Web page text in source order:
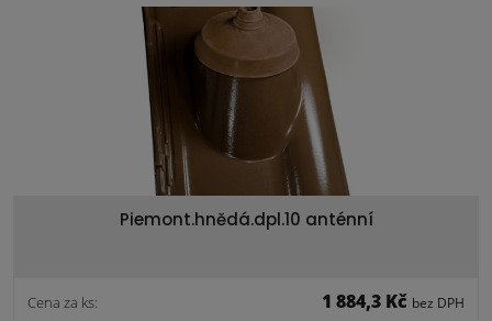
Piemont.hnědá.dpl.10 anténní
Cena za ks: 1 884,3 Kč bez DPH